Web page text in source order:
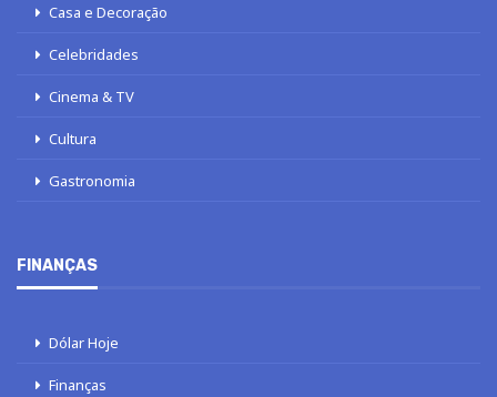
Casa e Decoração
Celebridades
Cinema & TV
Cultura
Gastronomia
FINANÇAS
Dólar Hoje
Finanças